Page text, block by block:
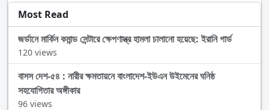
Most Read
জর্ডানে মার্কিন কমান্ড সেন্টারে ক্ষেপণাস্ত্র হামলা চালানো হয়েছে: ইরানি গার্ড
120 views
বাসস দেশ-৫৪ : নারীর ক্ষমতায়নে বাংলাদেশ-ইউএন উইমেনের ঘনিষ্ঠ
সহযোগিতার অঙ্গীকার
96 views